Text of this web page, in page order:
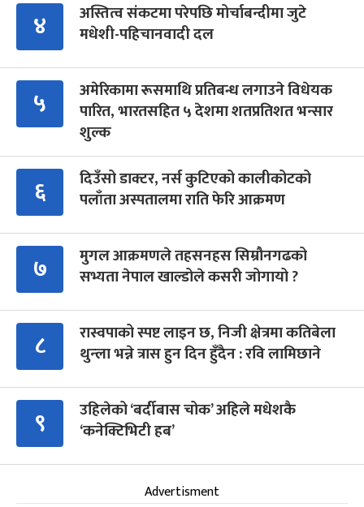
४
अस्तित्व संकटमा परेपछि मोर्चाबन्दीमा जुटे
मधेशी-पहिचानवादी दल
५
अमेरिकामा रूसमाथि प्रतिबन्ध लगाउने विधेयक
पारित, भारतसहित ५ देशमा शतप्रतिशत भन्सार
शुल्क
६
दिउँसो डाक्टर, नर्स कुटिएको कालीकोटको
पलाँता अस्पतालमा राति फेरि आक्रमण
७
मुगल आक्रमणले तहसनहस सिम्रौनगढको
सभ्यता नेपाल खाल्डोले कसरी जोगायो ?
८
रास्वपाको स्पष्ट लाइन छ, निजी क्षेत्रमा कतिबेला
थुन्ला भन्ने त्रास हुन दिन हुँदैन : रवि लामिछाने
९
उहिलेको ‘बर्दीबास चोक’ अहिले मधेशकै
‘कनेक्टिभिटी हब’
Advertisment